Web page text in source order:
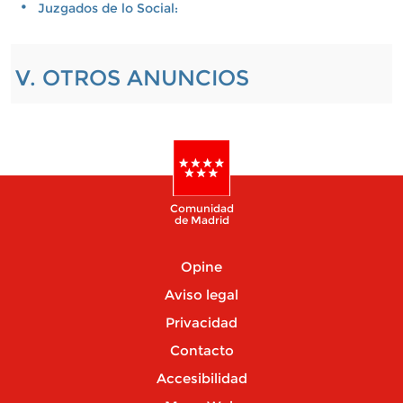
Juzgados de lo Social:
V. OTROS ANUNCIOS
Comunidad
de Madrid
Opine
Aviso legal
Privacidad
Contacto
Accesibilidad